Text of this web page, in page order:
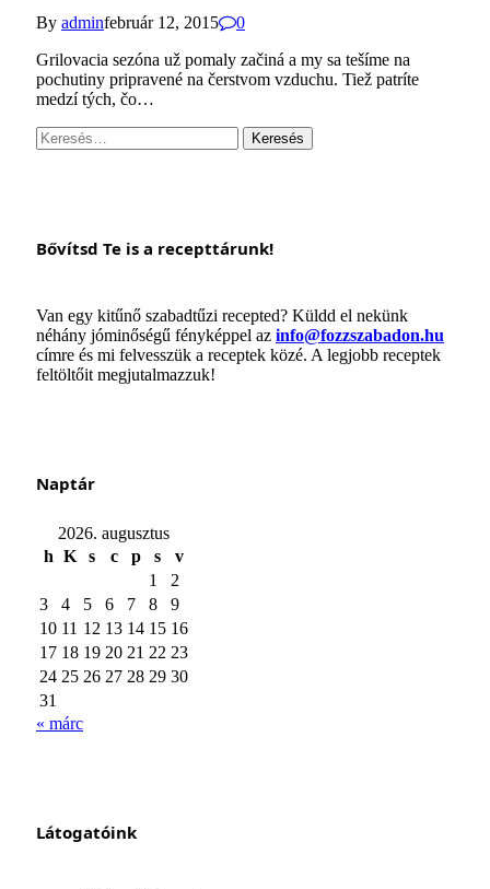
By adminfebruár 12, 2015
0
Grilovacia sezóna už pomaly začiná a my sa tešíme na
pochutiny pripravené na čerstvom vzduchu. Tiež patríte
medzí tých, čo…
Keresés:
Bővítsd Te is a recepttárunk!
Van egy kitűnő szabadtűzi recepted? Küldd el nekünk
néhány jóminőségű fényképpel az info@fozzszabadon.hu
címre és mi felvesszük a receptek közé. A legjobb receptek
feltöltőit megjutalmazzuk!
Naptár
2026. augusztus
h K s c p s
v
1
2
3
4 5 6 7 8
9
10 11 12 13 14 15 16
17 18 19 20 21 22 23
24 25 26 27 28 29 30
31
« márc
Látogatóink